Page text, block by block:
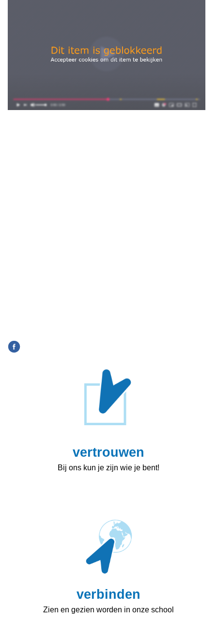
vertrouwen
Bij ons kun je zijn wie je bent!
verbinden
Zien en gezien worden in onze school